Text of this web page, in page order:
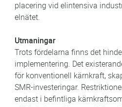
placering vid elintensiva
elnätet.
Utmaningar
Trots fördelarna finns det
implementering. Det
för konventionell kärnkraft,
SMR-investeringar.
endast i befintliga